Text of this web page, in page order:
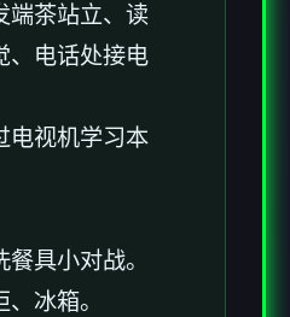
端茶站立、读
、电话处接电
电视机学习本
具小对战。
冰箱。